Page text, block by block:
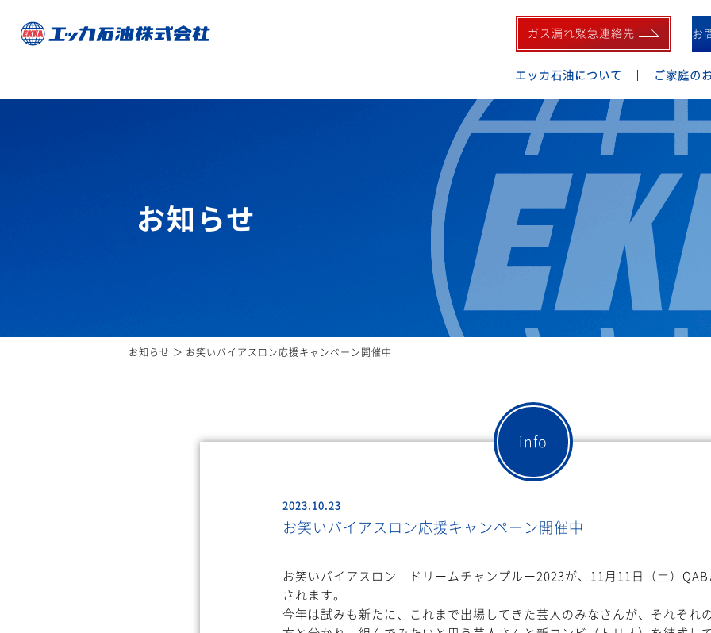
ガス漏れ緊急連絡先 お
エッカ石油について ご家庭の
お知らせ
お知らせ お笑いバイアスロン応援キャンペーン開催中
info
2023.10.23
お笑いバイアスロン応援キャンペーン開催中
お笑いバイアスロン ドリームチャンプルー2023が、11月11日（土）QAB
されます。
今年は試みも新たに、これまで出場してきた芸人のみなさんが、それぞれ